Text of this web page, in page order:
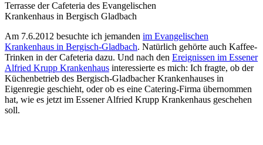
Terrasse der Cafeteria des Evangelischen
Krankenhaus in Bergisch Gladbach
Am 7.6.2012 besuchte ich jemanden im Evangelischen
Krankenhaus in Bergisch-Gladbach. Natürlich gehörte auch Kaffee-
Trinken in der Cafeteria dazu. Und nach den Ereignissen im Essener
Alfried Krupp Krankenhaus interessierte es mich: Ich fragte, ob der
Küchenbetrieb des Bergisch-Gladbacher Krankenhauses in
Eigenregie geschieht, oder ob es eine Catering-Firma übernommen
hat, wie es jetzt im Essener Alfried Krupp Krankenhaus geschehen
soll.